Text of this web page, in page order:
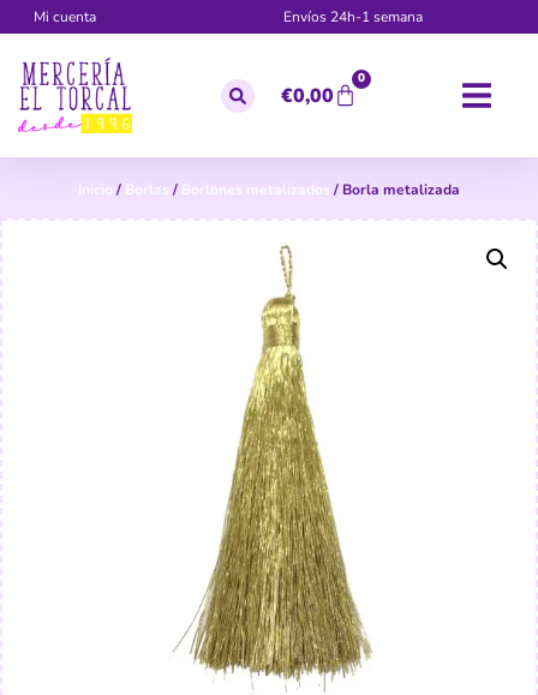
Mi cuenta Envíos 24h-1 semana
€0,00
0
Inicio / Borlas / Borlones metalizados / Borla metalizada